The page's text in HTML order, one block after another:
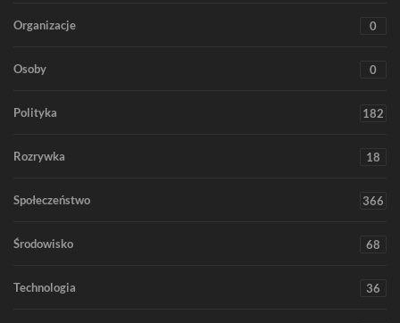
Organizacje 0
Osoby 0
Polityka 182
Rozrywka 18
Społeczeństwo 366
Środowisko 68
Technologia 36